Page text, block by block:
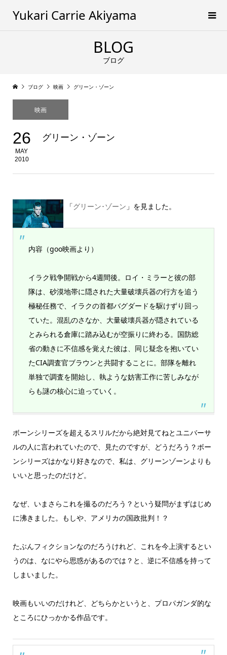
Yukari Carrie Akiyama
BLOG
ブログ
ブログ 映画 グリーン・ゾーン
映画
26
MAY
2010
グリーン・ゾーン
「グリーン･ゾーン 」を見ました。
内容（goo映画より）
イラク戦争開戦から4週間後。ロイ・ミラーと彼の部
隊は、砂漠地帯に隠された大量破壊兵器の行方を追う
極秘任務で、イラクの首都バグダードを駆けずり回っ
ていた。混乱のさなか、大量破壊兵器が隠されている
とみられる倉庫に踏み込むが空振りに終わる。国防総
省の動きに不信感を覚えた彼は、同じ疑念を抱いてい
たCIA調査官ブラウンと共闘することに。部隊を離れ
単独で調査を開始し、執ような妨害工作に苦しみなが
らも謎の核心に迫っていく。
ボーンシリーズを超えるスリルだから絶対見てねとユニバーサ
ルの人に言われていたので、見たのですが、どうだろう？ボー
ンシリーズはかなり好きなので、私は、グリーンゾーンよりも
いいと思ったのだけど。
なぜ、いまさらこれを撮るのだろう？という疑問がまずはじめ
に沸きました。もしや、アメリカの国政批判！？
たぶんフィクションなのだろうけれど、これを今上演するとい
うのは、なにやら思惑があるのでは？と、逆に不信感を持って
しまいました。
映画もいいのだけれど、どちらかというと、プロパガンダ的な
ところにひっかかる作品です。